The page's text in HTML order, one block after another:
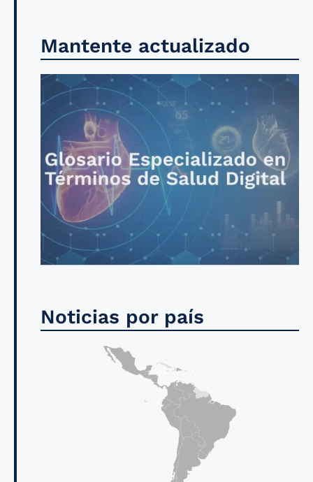
Mantente actualizado
Noticias por país